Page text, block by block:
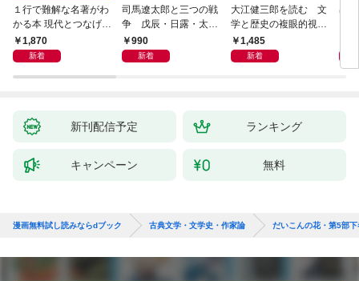
１行で難解な名著がわ
かる本 現代とつなげて
エッセンスをつかむ50
冊
1,870
新着
司馬遼太郎と三つの戦
争 戊辰・日露・太平
洋990
新着
大江健三郎を読む 文
学と歴史の複眼的視点
から1,485
新着
出
新刊配信予定 ランキング
キャンペーン 無料
漫画無料試し読みならdブック 古典文学・文学史・作家論 だいこんの花・第5部下